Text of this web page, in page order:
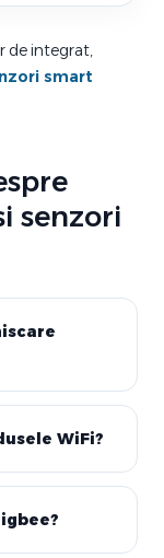
de integrat,
smart
senzori
WiFi?